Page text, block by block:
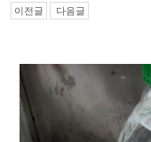
이전글 다음글